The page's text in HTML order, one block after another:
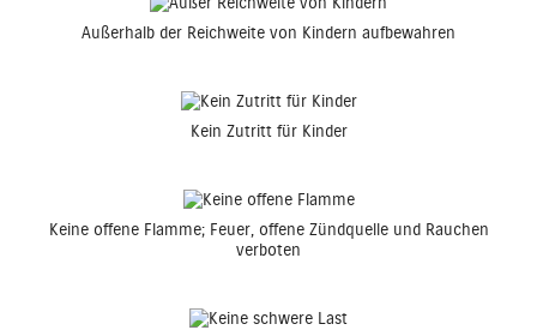
Außerhalb der Reichweite von Kindern aufbewahren
Kein Zutritt für Kinder
Keine offene Flamme; Feuer, offene Zündquelle und Rauchen
verboten